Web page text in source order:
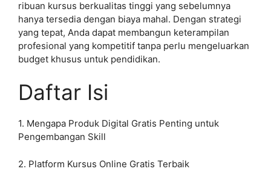
ribuan kursus berkualitas tinggi yang sebelumnya
hanya tersedia dengan biaya mahal. Dengan strategi
yang tepat, Anda dapat membangun keterampilan
profesional yang kompetitif tanpa perlu mengeluarkan
budget khusus untuk pendidikan.
Daftar Isi
1. Mengapa Produk Digital Gratis Penting untuk
Pengembangan Skill
2. Platform Kursus Online Gratis Terbaik